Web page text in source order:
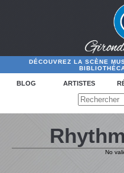
DÉCOUVREZ LA SCÈNE
BLOG ARTISTES
No